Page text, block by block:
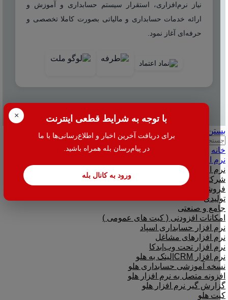
× با توجه به شرایط قطعی اینترنت
برای دریافت آخرین اخبار و اطلاع‌رسانی‌ها با ما
در پیام‌رسان بله همراه باشید.
ورود به کانال بله
نیاز نرم‌افزاری، استقرار سیستم حسابداری و آموزش و
ارائه خدمات حسابداری و مالیاتی بصورت کاملا تخصصی و
حرفه‌ای آغاز نمود.
بستن
جستجو
خانه
نرم افزار
نرم افزار حسابداری هلو
شرکتی
فروشگاهی
تولیدی
جامع و صنعتی
امکانات افزودنی ( کیت های عمومی )
نرم افزار حسابداری اسپاد
نرم افزارهای مشاغل
نرم افزار تحت وب|بدکا
نرم افزار CRM|لینک به هلو
نسخه آموزشی حسابداری هلو
افزونه متصل به نرم افزار هلو
گزارش گیر نرم افزار هلو
کیت هلو